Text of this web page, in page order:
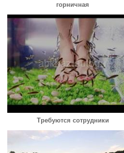
горничная
Требуются сотрудники